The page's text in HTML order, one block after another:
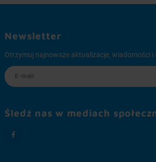
Newsletter
Otrzymuj najnowsze aktualizacje, wiadomości
Śledź nas w mediach